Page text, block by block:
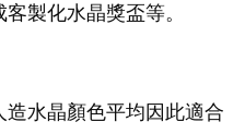
製化水晶獎盃等。
造水晶顏色平均因此適合